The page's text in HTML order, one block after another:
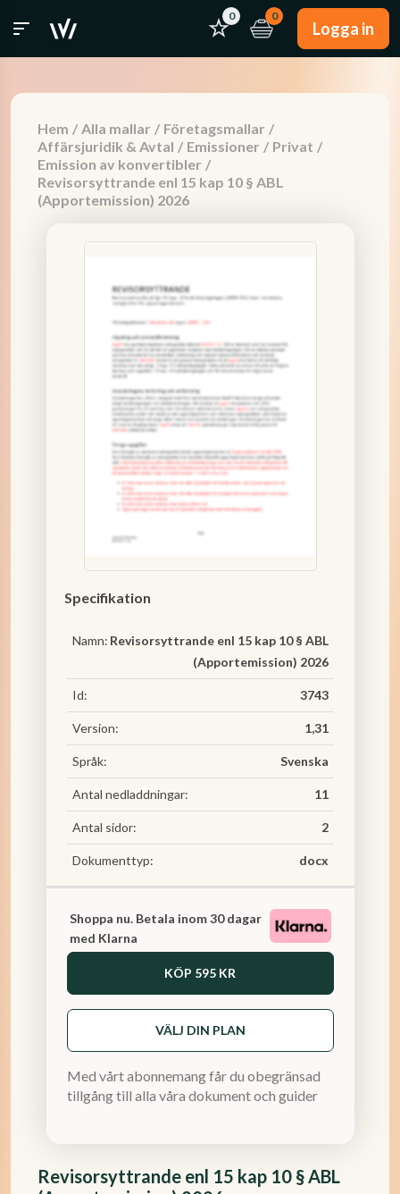
0 0
Logga in
Hem / Alla mallar / Företagsmallar /
Affärsjuridik & Avtal / Emissioner / Privat /
Emission av konvertibler /
Revisorsyttrande enl 15 kap 10 § ABL
(Apportemission) 2026
Revisorsyttrande enl 15 kap 10 § ABL
Specifikation
Namn: Revisorsyttrande enl 15 kap 10 § ABL
(Apportemission) 2026
Id: 3743
Version: 1,31
Språk: Svenska
Antal nedladdningar: 11
Antal sidor: 2
Dokumenttyp: docx
Shoppa nu. Betala inom 30 dagar
med Klarna
KÖP 595 KR
VÄLJ DIN PLAN
Med vårt abonnemang får du obegränsad
tillgång till alla våra dokument och guider